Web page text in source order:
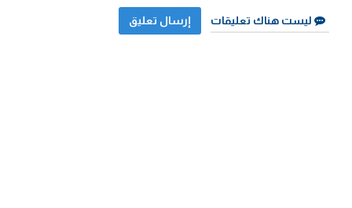
ليست هناك تعليقات إرسال تعليق